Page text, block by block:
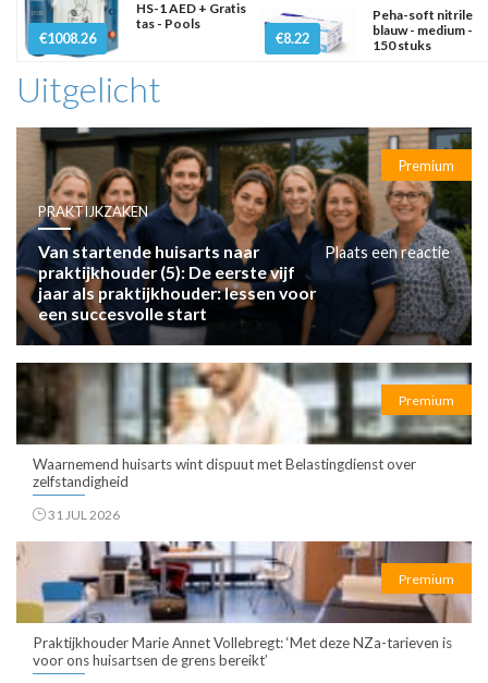
€1008.26
HS-1 AED + Gratis
tas - Pools
€8.22
Peha-soft nitrile
blauw - medium -
150 stuks
Uitgelicht
Premium
PRAKTIJKZAKEN
Van startende huisarts naar
praktijkhouder (5): De eerste vijf
jaar als praktijkhouder: lessen voor
een succesvolle start
Plaats een reactie
Premium
Waarnemend huisarts wint dispuut met Belastingdienst over
zelfstandigheid
31 JUL 2026
Premium
Praktijkhouder Marie Annet Vollebregt: ‘Met deze NZa-tarieven is
voor ons huisartsen de grens bereikt’